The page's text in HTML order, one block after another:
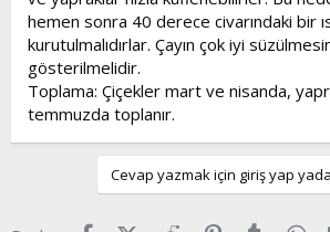
hemen sonra 40 derece civarındaki bir
kurutulmalıdırlar. Çayın çok iyi
gösterilmelidir.
Toplama: Çiçekler mart ve nisanda,
temmuzda toplanır.
Cevap yazmak için giriş yap